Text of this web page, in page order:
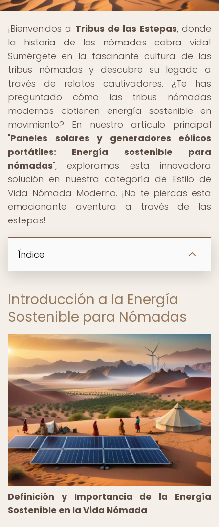
¡Bienvenidos a Tribus de las Estepas, donde
la historia de los nómadas cobra vida!
Sumérgete en la fascinante cultura de las
tribus nómadas y descubre su legado a
través de relatos cautivadores. ¿Te has
preguntado cómo las tribus nómadas
modernas obtienen energía sostenible en
movimiento? En nuestro artículo principal
"Paneles solares y generadores eólicos
portátiles: Energía sostenible para
nómadas", exploramos esta innovadora
solución en nuestra categoría de Estilo de
Vida Nómada Moderno. ¡No te pierdas esta
emocionante aventura a través de las
estepas!
Índice
Introducción a la Energía
Sostenible para Nómadas
Definición y Importancia de la Energía
Sostenible en la Vida Nómada